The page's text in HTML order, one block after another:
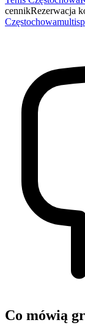
cennikRezerwacja
Częstochowa
Co mówią